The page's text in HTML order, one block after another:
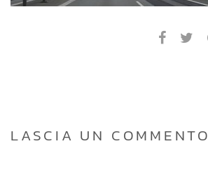
LASCIA UN COMMENTO